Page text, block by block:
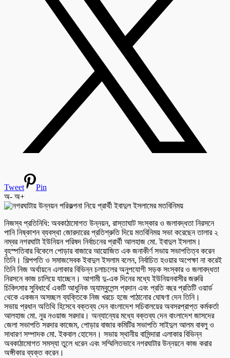
Tweet
Pin
অ- অ+
নিজস্ব প্রতিনিধি: অবকাঠামোগত উন্নয়ন, রাস্তাঘাট সংস্কার ও জলাবদ্ধতা নিরসনে
পানি নিষ্কাশন ব্যবস্থা জোরদারের প্রতিশ্রুতি দিয়ে মতবিনিময় সভা করেছেন তালার ২
নম্বর নগরঘাটা ইউনিয়ন পরিষদ নির্বাচনের প্রার্থী আলহাজ মো. ইবাদুল ইসলাম।
বৃহস্পতিবার বিকেলে পোড়ার বাজারে আয়োজিত এক জনাকীর্ণ সভায় সভাপতিত্ব করেন
তিনি। শিল্পপতি ও সমাজসেবক ইবাদুল ইসলাম বলেন, নির্বাচিত হওয়ার অপেক্ষা না করেই
তিনি নিজ অর্থায়নে এলাকার বিভিন্ন চলাচলের অনুপযোগী সড়ক সংস্কার ও জলাবদ্ধতা
নিরসনে কাজ চালিয়ে যাচ্ছেন। আগামী দু-এক দিনের মধ্যে ইউনিয়নবাসীর জরুরি
চিকিৎসার সুবিধার্থে একটি আধুনিক অ্যাম্বুলেন্স প্রদান এবং প্রতি বছর প্রতিটি ওয়ার্ড
থেকে একজন অসচ্ছল ব্যক্তিকে নিজ খরচে হজে পাঠানোর ঘোষণা দেন তিনি।
সভায় প্রধান অতিথি হিসেবে বক্তব্য দেন বাংলাদেশ সচিবালয়ের অবসরপ্রাপ্ত কর্মকর্তা
আলহাজ মো. নুর নওয়াজ সরদার। অন্যান্যের মধ্যে বক্তব্য দেন বাংলাদেশ জাসদের
জেলা সভাপতি সরদার কাজেম, পোড়ার বাজার কমিটির সভাপতি সাইদুল আলম বাবলু ও
সাধারণ সম্পাদক মো. ইকবাল হোসেন। সভায় স্থানীয় বাসিন্দারা এলাকার বিভিন্ন
অবকাঠামোগত সমস্যা তুলে ধরেন এবং সম্মিলিতভাবে নগরঘাটার উন্নয়নে কাজ করার
অঙ্গীকার ব্যক্ত করেন।